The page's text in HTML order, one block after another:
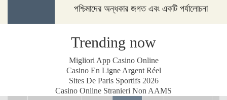
নীলফামারীতে ১৫০ জন নারীর মধ্যে সঞ্চয়ের চেক বিতরণ
পশ্চিমাদের অন্ধকার জগত এবং একটি পর্যালোচনা
Trending now
Migliori App Casino Online
Casino En Ligne Argent Réel
Sites De Paris Sportifs 2026
Casino Online Stranieri Non AAMS